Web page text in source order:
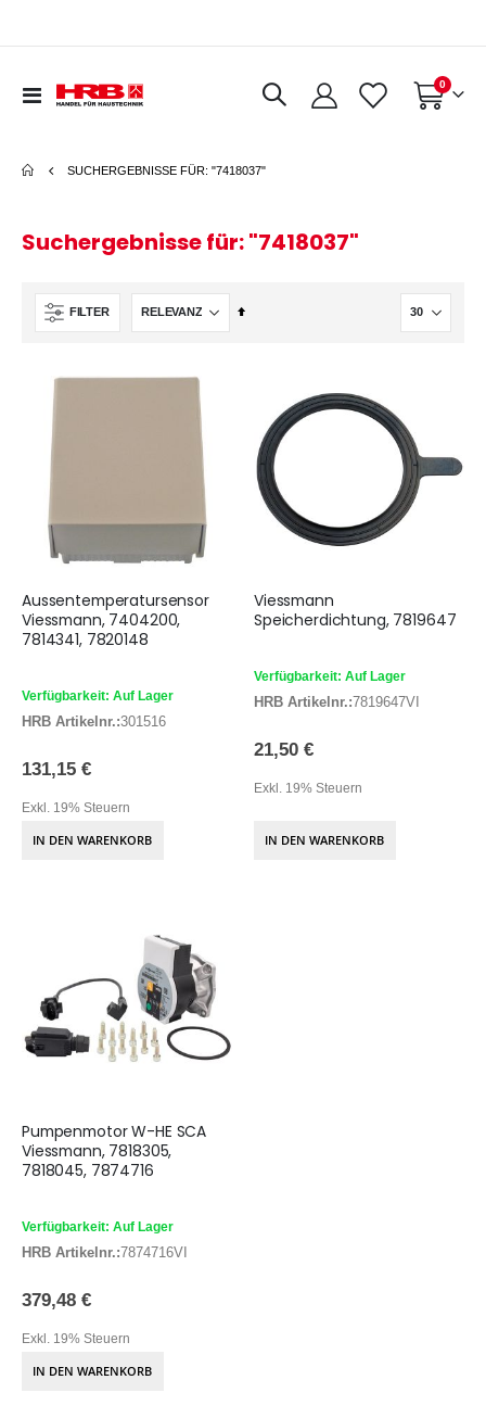
Navigation
Warenkorb
0Artikel
SUCHERGEBNISSE FÜR: "7418037"
Suchergebnisse für: "7418037"
FILTER
In
Aussentemperatursensor
Viessmann, 7404200,
7814341, 7820148
Verfügbarkeit: Auf Lager
HRB Artikelnr.:301516
131,15 €
Exkl. 19% Steuern
IN DEN WARENKORB
Viessmann
Speicherdichtung, 7819647
Verfügbarkeit: Auf Lager
HRB Artikelnr.:7819647VI
21,50 €
Exkl. 19% Steuern
IN DEN WARENKORB
Pumpenmotor W-HE SCA
Viessmann, 7818305,
7818045, 7874716
Verfügbarkeit: Auf Lager
HRB Artikelnr.:7874716VI
379,48 €
Exkl. 19% Steuern
IN DEN WARENKORB